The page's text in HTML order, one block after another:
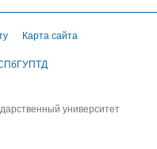
Карта сайта
университет